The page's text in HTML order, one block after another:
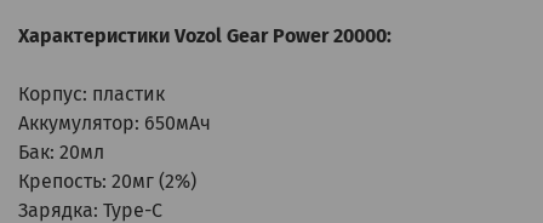
Характеристики Vozol Gear Power 20000:
Корпус: пластик
Аккумулятор: 650мАч
Бак: 20мл
Крепость: 20мг (2%)
Зарядка: Type-C